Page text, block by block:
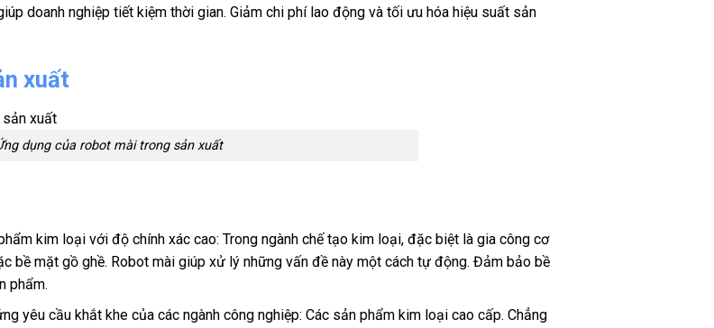
doanh nghiệp tiết kiệm thời gian. Giảm chi phí lao động và tối ưu hóa hiệu suất sản
xuất
dụng của robot mài trong sản xuất
kim loại với độ chính xác cao: Trong ngành chế tạo kim loại, đặc biệt là gia công cơ
bề mặt gồ ghề. Robot mài giúp xử lý những vấn đề này một cách tự động. Đảm bảo bề
phẩm.
yêu cầu khắt khe của các ngành công nghiệp: Các sản phẩm kim loại cao cấp. Chẳng